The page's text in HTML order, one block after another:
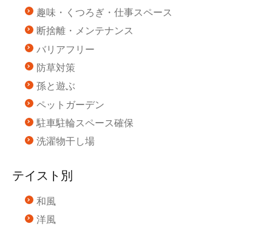
趣味・くつろぎ・仕事スペース
断捨離・メンテナンス
バリアフリー
防草対策
孫と遊ぶ
ペットガーデン
駐車駐輪スペース確保
洗濯物干し場
テイスト別
和風
洋風